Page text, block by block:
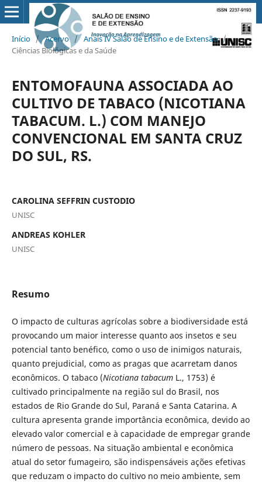
Início / Acervo / Anais IV Salão de Ensino e de Extensão /
Ciências Biológicas e da Saúde
ENTOMOFAUNA ASSOCIADA AO
CULTIVO DE TABACO (NICOTIANA
TABACUM. L.) COM MANEJO
CONVENCIONAL EM SANTA CRUZ
DO SUL, RS.
CAROLINA SEFFRIN CUSTODIO
UNISC
ANDREAS KOHLER
UNISC
Resumo
O impacto de culturas agrícolas sobre a biodiversidade está
provocando um maior interesse quanto aos insetos e seu
potencial tanto benéfico, como o uso de inimigos naturais,
quanto prejudicial, como as pragas que acarretam danos
econômicos. O tabaco (Nicotiana tabacumL., 1753) é
cultivado principalmente na região sul do Brasil, nos
estados de Rio Grande do Sul, Paraná e Santa Catarina. A
cultura apresenta grande importância econômica, devido ao
elevado valor comercial e à capacidade de empregar grande
número de pessoas. Na situação ambiental e econômica
atual do setor fumageiro, são indispensáveis ações efetivas
que reduzam o impacto do cultivo no meio ambiente, sem